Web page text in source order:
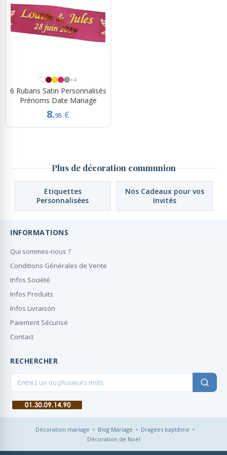
Rubans Tulle Organdi
+4
6 Rubans Satin Personnalisés
Prénoms Date Mariage
8.95 €
Plus de décoration communion
Etiquettes
Personnalisées
Nos Cadeaux pour vos
Invités
INFORMATIONS
Qui sommes-nous ?
Conditions Générales de Vente
Infos Société
Infos Produits
Infos Livraison
Paiement Sécurisé
Contact
RECHERCHER
Décoration mariage Blog Mariage
Dragées baptême
Décoration de Noel